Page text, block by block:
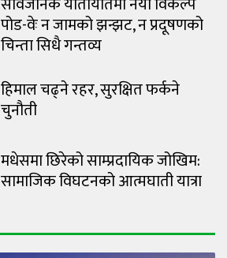
पोड-वेः न जामको झन्झट, न प्रदूषणको
चिन्ता सिधै गन्तव्य
हिमाल चढ्ने रहर, सुरक्षित फर्कने
चुनौती
मधेसमा छिरेको साम्प्रदायिक जोखिम:
सामाजिक विघटनको आत्मघाती यात्रा